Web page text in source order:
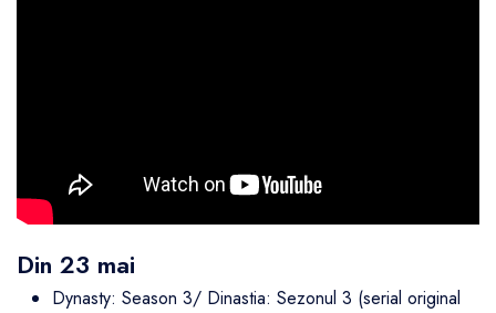
Din 23 mai
Dynasty: Season 3/ Dinastia: Sezonul 3 (serial original